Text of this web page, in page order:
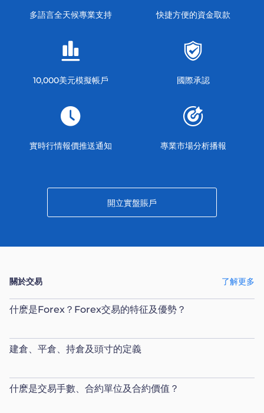
多語言全天候專業支持 快捷方便的資金取款
10,000美元模擬帳戶 國際承認
實時行情報價推送通知 專業市場分析播報
開立實盤賬戶
關於交易 了解更多
什麽是Forex？Forex交易的特征及優勢？
建倉、平倉、持倉及頭寸的定義
什麽是交易手數、合約單位及合約價值？